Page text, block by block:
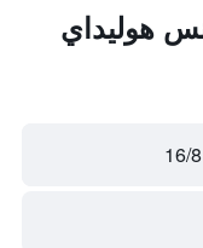
هوليداي